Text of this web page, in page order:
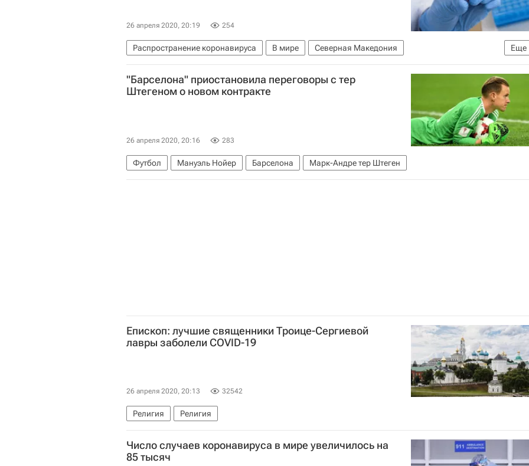
26 апреля 2020, 20:19 254
Еще
Распространение коронавируса В мире
Северная Македония
Коронавирус COVID-19
"Барселона" приостановила переговоры с тер
Штегеном о новом контракте
26 апреля 2020, 20:16 283
Футбол Мануэль Нойер Барселона Марк-Андре тер Штеген
Епископ: лучшие священники Троице-Сергиевой
лавры заболели COVID-19
26 апреля 2020, 20:13 32542
Религия Религия
Число случаев коронавируса в мире увеличилось на
85 тысяч